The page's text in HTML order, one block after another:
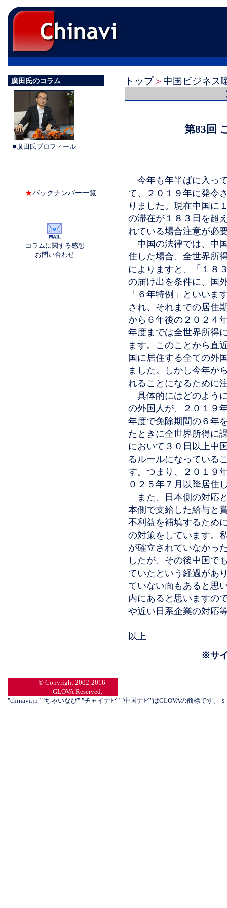
廣田氏のコラム
■廣田氏プロフィール
★バックナンバー一覧
コラムに関する感想
お問い合わせ
トップ＞ 中国ビジネス
第83回
今年も年半ばに入っ
て、２０１９年に発令
りました。現在中国に
の滞在が１８３日を超
れている場合注意が必
中国の法律では、中
住した場合、全世界所
によりますと、「１８
の届け出を条件に、国
「６年特例」といいま
され、それまでの居住
から６年後の２０２４
年度までは全世界所得
ます。このことから直
国に居住する全ての外
ました。しかし今年か
れることになるために
具体的にはどのよう
の外国人が、２０１９
年度で免除期間の６年
たときに全世界所得に
において３０日以上中
るルールになっている
す。つまり、２０１９
０２５年７月以降居住
また、日本側の対応
本側で支給した給与と
不利益を補填するため
の対策をしています。
が確立されていなかっ
したが、その後中国で
ていたという経過があ
ていない面もあると思
内にあると思いますの
や近い日系企業の対応
以上
※サ
© Copyright 2002-2016
GLOVA Reserved.
"chinavi.jp" "ちゃいなび" "チャイナビ" "中国ナビ"はGLOVAの商標です。
s